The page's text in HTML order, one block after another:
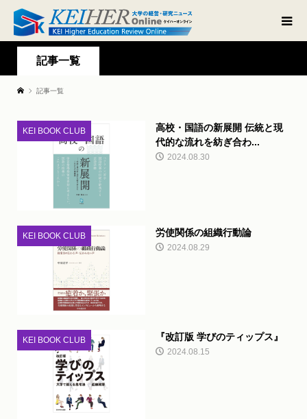
記事一覧
記事一覧
KEI BOOK CLUB
高校・国語の新展開 伝統と現
代的な流れを紡ぎ合わ...
2024.08.30
KEI BOOK CLUB 労使関係の組織行動論
2024.08.29
KEI BOOK CLUB 『改訂版 学びのティップス』
2024.08.15